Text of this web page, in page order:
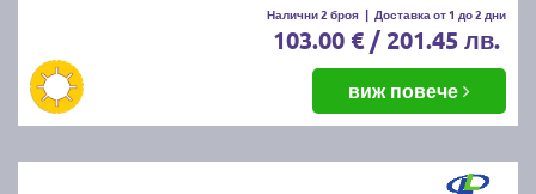
Налични 2 броя | Доставка от 1 до 2 дни
103.00 € / 201.45 лв.
виж повече